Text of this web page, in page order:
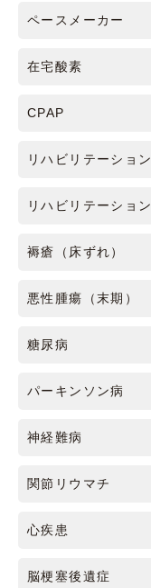
ペースメーカー
在宅酸素
CPAP
リハビリテーション
リハビリテーショ
褥瘡（床ずれ）
悪性腫瘍（末期）
糖尿病
パーキンソン病
神経難病
関節リウマチ
心疾患
脳梗塞後遺症